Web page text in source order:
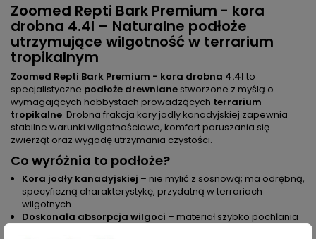
Zoomed Repti Bark Premium - kora
drobna 4.4l – Naturalne podłoże
utrzymujące wilgotność w terrarium
tropikalnym
Zoomed Repti Bark Premium - kora drobna 4.4l to
specjalistyczne podłoże drewniane stworzone z myślą o
wymagających hobbystach prowadzących terrarium
tropikalne. Drobna frakcja kory jodły kanadyjskiej zapewnia
stabilne warunki wilgotnościowe, komfort poruszania się
zwierząt oraz wygodę utrzymania czystości.
Co wyróżnia to podłoże?
Kora jodły kanadyjskiej – nie mylić z sosnową; ma odrębną,
specyficzną charakterystykę, przydatną w terrariach
wilgotnych.
Doskonała absorpcja wilgoci – materiał szybko pochłania